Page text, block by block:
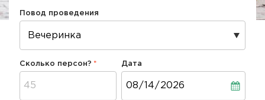
Повод проведения
Сколько персон? Дата